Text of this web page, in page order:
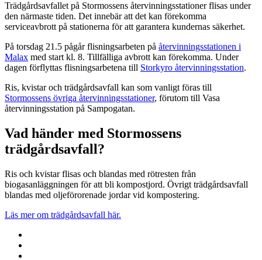
Trädgårdsavfallet på Stormossens återvinningsstationer flisas under
den närmaste tiden. Det innebär att det kan förekomma
serviceavbrott på stationerna för att garantera kundernas säkerhet.
På torsdag 21.5 pågår flisningsarbeten på återvinningsstationen i
Malax med start kl. 8. Tillfälliga avbrott kan förekomma. Under
dagen förflyttas flisningsarbetena till Storkyro återvinningsstation.
Ris, kvistar och trädgårdsavfall kan som vanligt föras till
Stormossens övriga återvinningsstationer, förutom till Vasa
återvinningsstation på Sampogatan.
Vad händer med Stormossens
trädgårdsavfall?
Ris och kvistar flisas och blandas med rötresten från
biogasanläggningen för att bli kompostjord. Övrigt trädgårdsavfall
blandas med oljeförorenade jordar vid kompostering.
Läs mer om trädgårdsavfall här.